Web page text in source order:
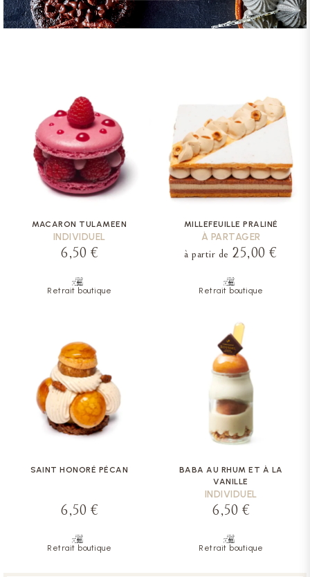
MACARON TULAMEEN
INDIVIDUEL
6,50 €
Retrait boutique
MILLEFEUILLE PRALINÉ
À PARTAGER
à partir de 25,00 €
Retrait boutique
SAINT HONORÉ PÉCAN
6,50 €
Retrait boutique
BABA AU RHUM ET À LA
VANILLE
INDIVIDUEL
6,50 €
Retrait boutique